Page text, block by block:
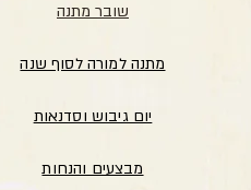
שובר מתנה
מתנה למורה לסוף שנה
יום גיבוש וסדנאות
מבצעים והנחות